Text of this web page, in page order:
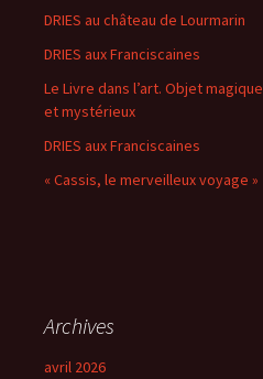
DRIES au château de Lourmarin
DRIES aux Franciscaines
Le Livre dans l’art. Objet magique
et mystérieux
DRIES aux Franciscaines
« Cassis, le merveilleux voyage »
Archives
avril 2026